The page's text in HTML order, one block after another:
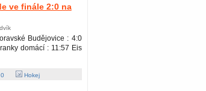
ve finále 2:0 na
Budějovice : 4:0
domácí : 11:57 Eis
0 Hokej